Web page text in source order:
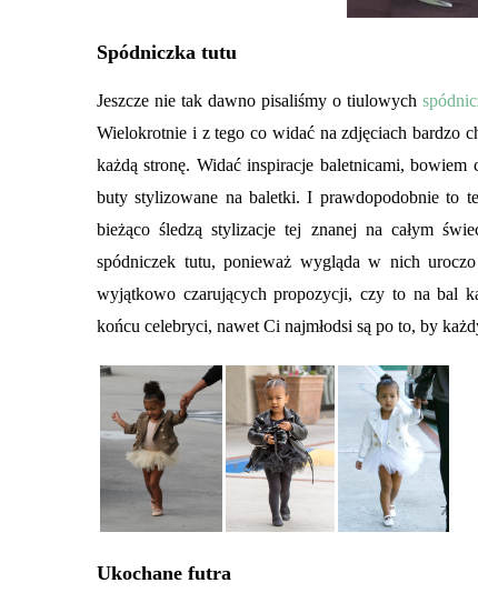
Spódniczka tutu
Jeszcze nie tak dawno pisaliśmy o tiulowych
Wielokrotnie i z tego co widać na zdjęciach bardzo
każdą stronę. Widać inspiracje baletnicami,
buty stylizowane na baletki. I prawdopodobnie to
bieżąco śledzą stylizacje tej znanej na całym
spódniczek tutu, ponieważ wygląda w nich
wyjątkowo czarujących propozycji, czy to na bal
końcu celebryci, nawet Ci najmłodsi są po to, by
Ukochane futra